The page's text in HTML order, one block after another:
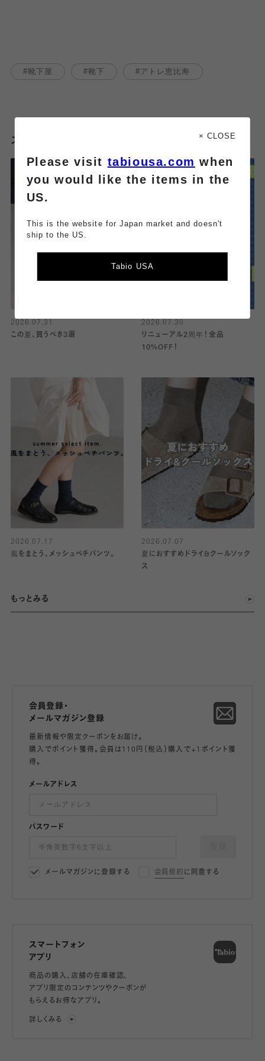
靴下屋 靴下 アトレ恵比寿
スタッフのその他のブログはこちら
2026.07.31
この夏、買うべき3選
2026.07.30
リニューアル2周年！全品
10%OFF！
2026.07.17
風をまとう、メッシュペチパンツ。
2026.07.07
夏におすすめドライ&クールソック
ス
もっとみる
会員登録・
メールマガジン登録
最新情報や限定クーポンをお届け。
購入でポイント獲得。会員は110円（税込）購入で+1ポイント獲
得。
メールアドレス
パスワード
メールマガジンに登録する 会員規約 に同意する
スマートフォン
アプリ
商品の購入、店舗の在庫確認、
アプリ限定のコンテンツやクーポンが
もらえるお得なアプリ。
詳しくみる
× CLOSE
Please visit tabiousa.com when
you would like the items in the
US.
This is the website for Japan market and doesn't
ship to the US.
Tabio USA